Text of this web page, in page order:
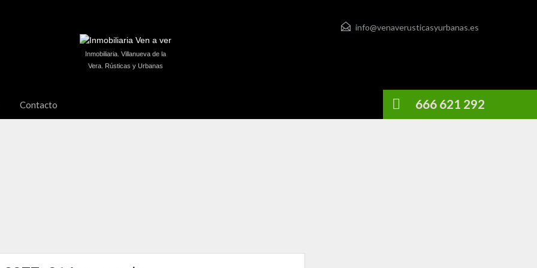
info@venaverusticasyurbanas.es
Inmobiliaria. Villanueva de la
Vera. Rústicas y Urbanas
Contacto 666 621 292